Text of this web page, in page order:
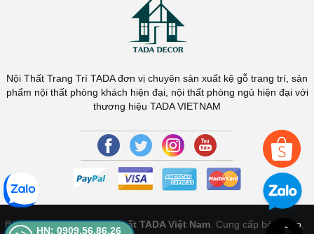
Nội Thất Trang Trí TADA đơn vị chuyên sản xuất kệ gỗ trang trí, sản
phẩm nội thất phòng khách hiện đại, nội thất phòng ngủ hiện đại với
thương hiệu TADA VIETNAM
Bản quyền thuộc vềNội Thất TADA Việt Nam . Cung cấp bởi Sapo
HN: 0909.56.86.26